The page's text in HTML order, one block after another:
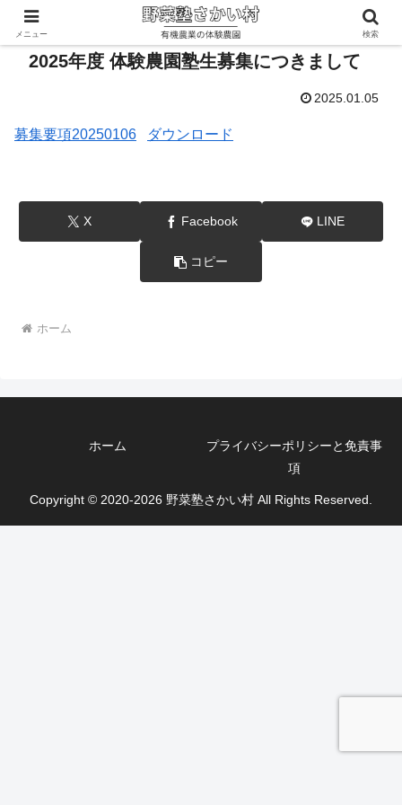
2025年度 体験農園塾生募集につきまして
2025.01.05
募集要項20250106 ダウンロード
X Facebook LINE
コピー
ホーム
ホーム
プライバシーポリシーと免責事
項
Copyright © 2020-2026 野菜塾さかい村 All Rights Reserved.
メニュー 検索